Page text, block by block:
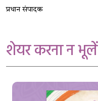
प्रधान संपादक
शेयर करना न भूलें